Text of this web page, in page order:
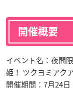
開催概要
イベント名：夜間
姫！ ツクヨミアク
開催期間：7月24日